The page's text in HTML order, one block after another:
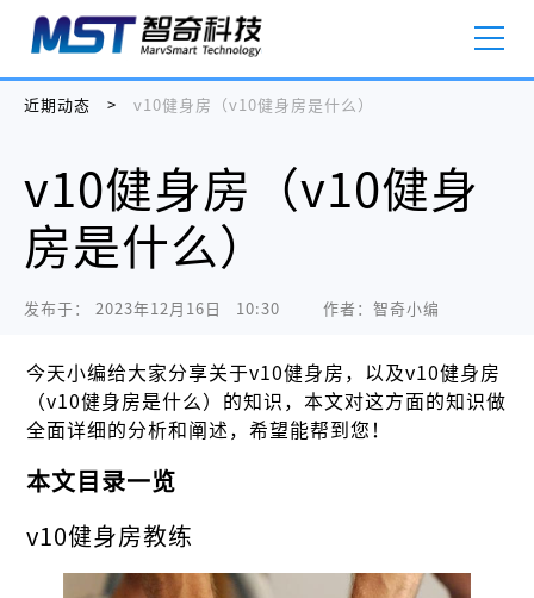
近期动态 > v10健身房（v10健身房是什么）
v10健身房（v10健身
房是什么）
发布于： 2023年12月16日   10:30 作者：智奇小编
今天小编给大家分享关于v10健身房，以及v10健身房
（v10健身房是什么）的知识，本文对这方面的知识做
全面详细的分析和阐述，希望能帮到您！
本文目录一览
v10健身房教练